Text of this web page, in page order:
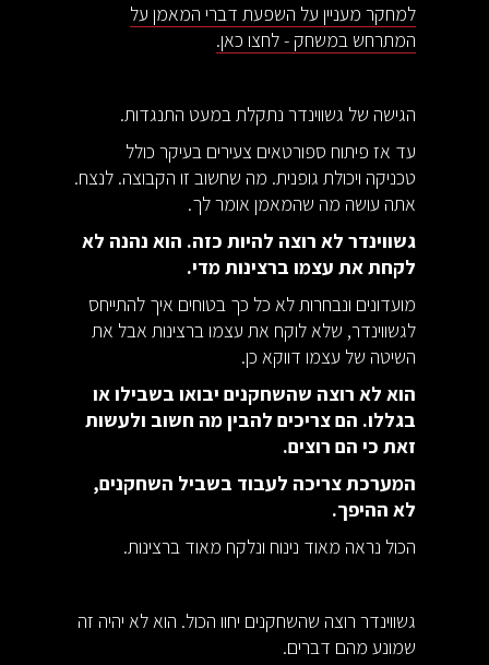
למחקר מעניין על השפעת דברי המאמן על
המתרחש במשחק - לחצו כאן.
הגישה של גשווינדר נתקלת במעט התנגדות.
עד אז פיתוח ספורטאים צעירים בעיקר כולל
טכניקה ויכולת גופנית. מה שחשוב זו הקבוצה. לנצח.
אתה עושה מה שהמאמן אומר לך.
גשווינדר לא רוצה להיות כזה. הוא נהנה לא
לקחת את עצמו ברצינות מדי.
מועדונים ונבחרות לא כל כך בטוחים איך להתייחס
לגשווינדר, שלא לוקח את עצמו ברצינות אבל את
השיטה של עצמו דווקא כן.
הוא לא רוצה שהשחקנים יבואו בשבילו או
בגללו. הם צריכים להבין מה חשוב ולעשות
זאת כי הם רוצים.
המערכת צריכה לעבוד בשביל השחקנים,
לא ההיפך.
הכול נראה מאוד נינוח ונלקח מאוד ברצינות.
גשווינדר רוצה שהשחקנים יחוו הכול. הוא לא יהיה זה
שמונע מהם דברים.